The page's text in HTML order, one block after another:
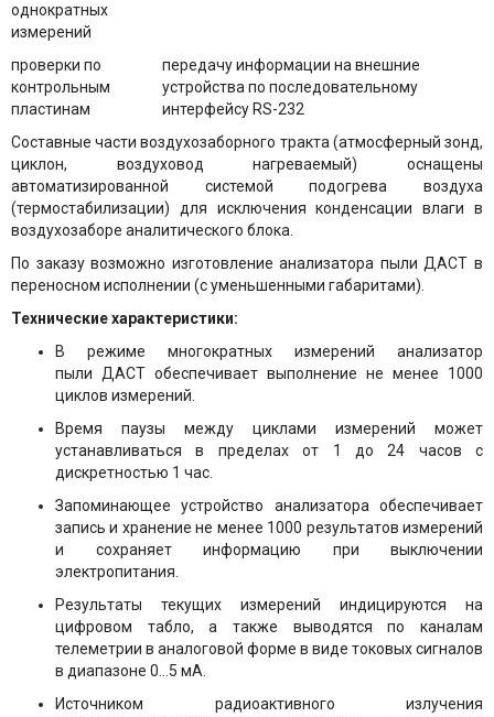
однократных
измерений
проверки по
контрольным
пластинам
передачу информации на внешние
устройства по последовательному
интерфейсу RS-232
Составные части воздухозаборного тракта (атмосферный зонд,
циклон, воздуховод нагреваемый) оснащены
автоматизированной системой подогрева воздуха
(термостабилизации) для исключения конденсации влаги в
воздухозаборе аналитического блока.
По заказу возможно изготовление анализатора пыли ДАСТ в
переносном исполнении (с уменьшенными габаритами).
Технические характеристики:
В режиме многократных измерений анализатор
пыли ДАСТ обеспечивает выполнение не менее 1000
циклов измерений.
Время паузы между циклами измерений может
устанавливаться в пределах от 1 до 24 часов с
дискретностью 1 час.
Запоминающее устройство анализатора обеспечивает
запись и хранение не менее 1000 результатов измерений
и сохраняет информацию при выключении
электропитания.
Результаты текущих измерений индицируются на
цифровом табло, а также выводятся по каналам
телеметрии в аналоговой форме в виде токовых сигналов
в диапазоне 0…5 мА.
Источником радиоактивного излучения